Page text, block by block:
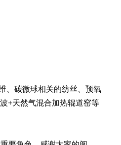
、碳微球相关的纺丝、预氧
+天然气混合加热辊道窑等